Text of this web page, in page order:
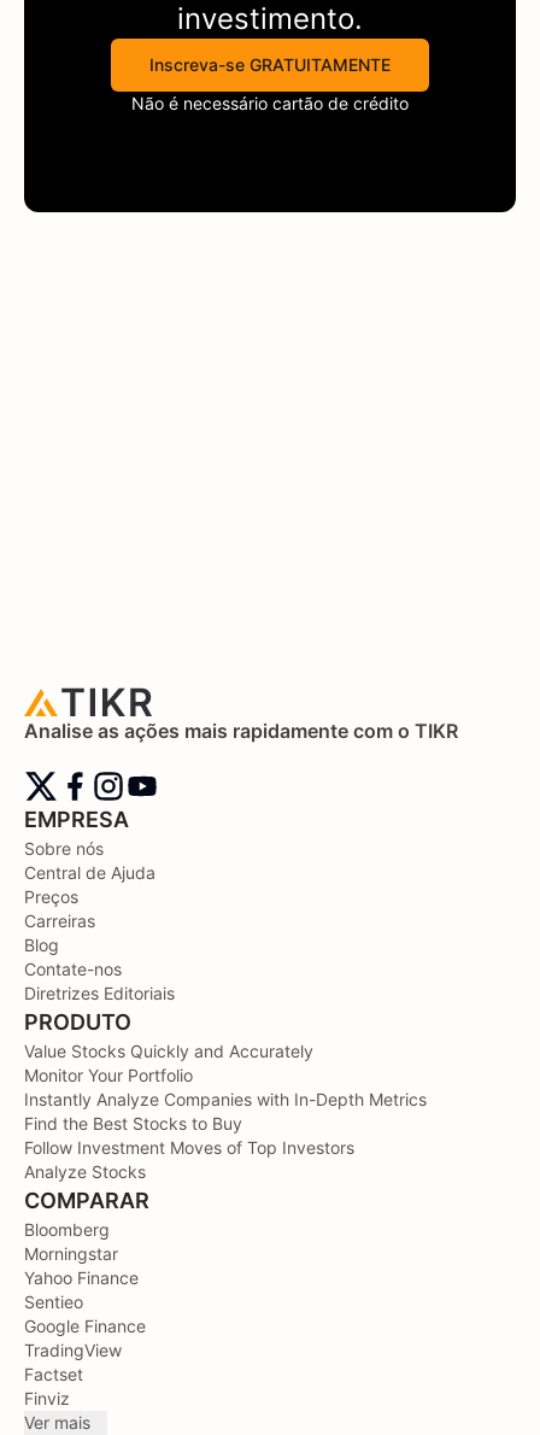
investimento.
Inscreva-se GRATUITAMENTE
Não é necessário cartão de crédito
Analise as ações mais rapidamente com o TIKR
EMPRESA
Sobre nós
Central de Ajuda
Preços
Carreiras
Blog
Contate-nos
Diretrizes Editoriais
PRODUTO
Value Stocks Quickly and Accurately
Monitor Your Portfolio
Instantly Analyze Companies with In-Depth Metrics
Find the Best Stocks to Buy
Follow Investment Moves of Top Investors
Analyze Stocks
COMPARAR
Bloomberg
Morningstar
Yahoo Finance
Sentieo
Google Finance
TradingView
Factset
Finviz
Ver mais